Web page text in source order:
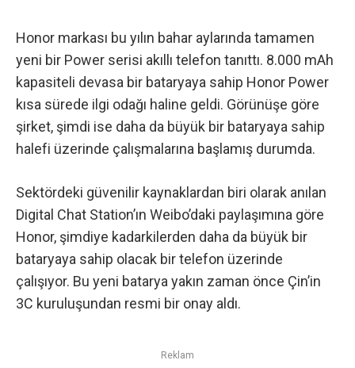
Honor markası bu yılın bahar aylarında tamamen
yeni bir Power serisi akıllı telefon tanıttı. 8.000 mAh
kapasiteli devasa bir bataryaya sahip Honor Power
kısa sürede ilgi odağı haline geldi. Görünüşe göre
şirket, şimdi ise daha da büyük bir bataryaya sahip
halefi üzerinde çalışmalarına başlamış durumda.
Sektördeki güvenilir kaynaklardan biri olarak anılan
Digital Chat Station’ın Weibo’daki paylaşımına göre
Honor, şimdiye kadarkilerden daha da büyük bir
bataryaya sahip olacak bir telefon üzerinde
çalışıyor. Bu yeni batarya yakın zaman önce Çin’in
3C kuruluşundan resmi bir onay aldı.
Reklam